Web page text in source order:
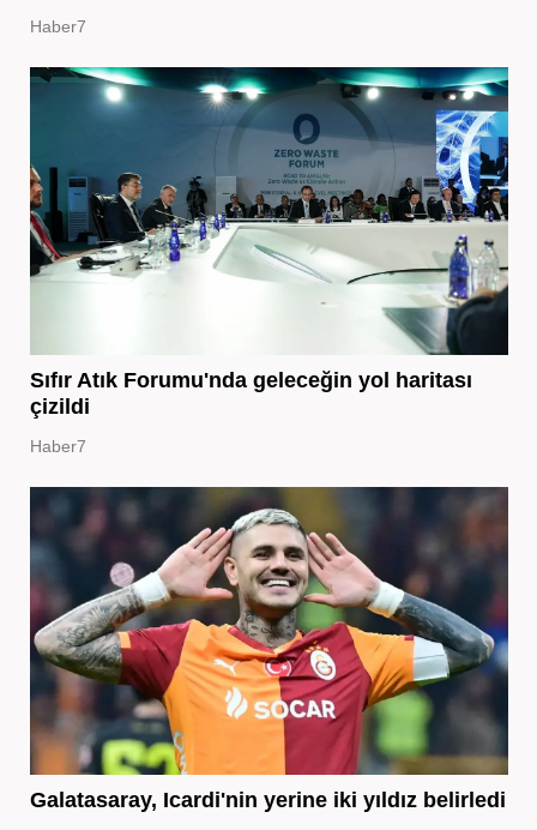
Haber7
Sıfır Atık Forumu'nda geleceğin yol haritası
çizildi
Haber7
Galatasaray, Icardi'nin yerine iki yıldız belirledi